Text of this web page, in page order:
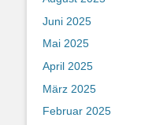
Juni 2025
Mai 2025
April 2025
März 2025
Februar 2025